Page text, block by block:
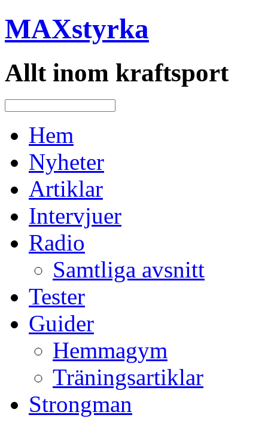
MAXstyrka
Allt inom kraftsport
Hem
Nyheter
Artiklar
Intervjuer
Radio
Samtliga avsnitt
Tester
Guider
Hemmagym
Träningsartiklar
Strongman